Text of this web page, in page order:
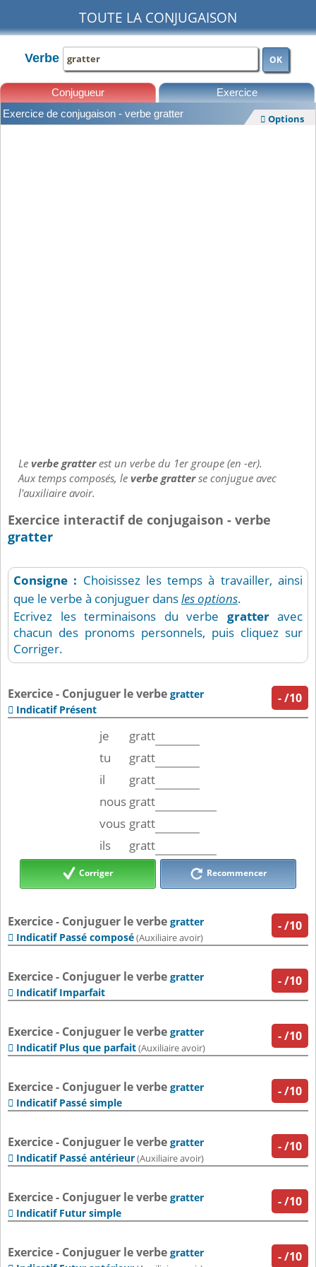
TOUTE LA CONJUGAISON
Verbe OK
Conjugueur Exercice
Exercice de conjugaison - verbe gratter  Options
Leverbe gratterest un verbe du 1er groupe (en -er).
Aux temps composés, leverbe gratterse conjugue avec
l'auxiliaire avoir.
Exercice interactif de conjugaison - verbe
gratter
Consigne : Choisissez les temps à travailler, ainsi
que le verbe à conjuguer dansles options.
Ecrivez les terminaisons du verbe gratteravec
chacun des pronoms personnels, puis cliquez sur
Corriger.
-/10
Exercice - Conjuguer le verbe gratter
 Indicatif Présent
je
gratt
tu
gratt
il
gratt
nous gratt
vous gratt
ils
gratt
Corriger Recommencer
-/10
Exercice - Conjuguer le verbe gratter
 Indicatif Passé composé(Auxiliaire avoir)
-/10
Exercice - Conjuguer le verbe gratter
 Indicatif Imparfait
-/10
Exercice - Conjuguer le verbe gratter
 Indicatif Plus que parfait(Auxiliaire avoir)
-/10
Exercice - Conjuguer le verbe gratter
 Indicatif Passé simple
-/10
Exercice - Conjuguer le verbe gratter
 Indicatif Passé antérieur(Auxiliaire avoir)
-/10
Exercice - Conjuguer le verbe gratter
 Indicatif Futur simple
-/10
Exercice - Conjuguer le verbe gratter